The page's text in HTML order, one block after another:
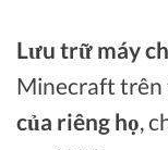
Lưu trữ máy
Minecraft trên
của riêng họ,